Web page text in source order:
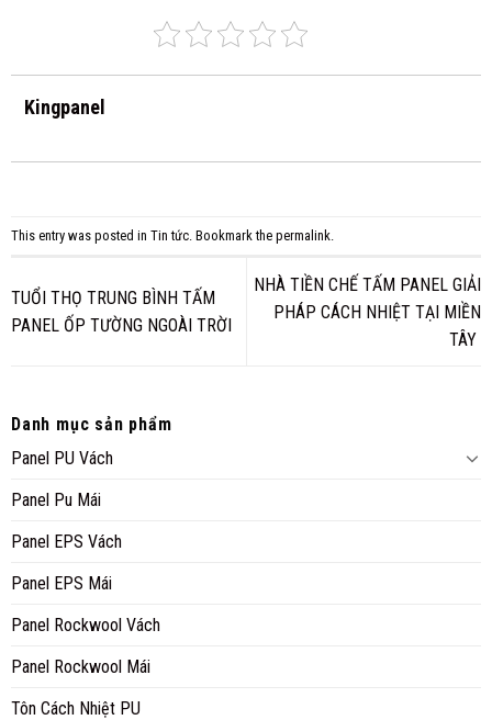
Kingpanel
This entry was posted in Tin tức . Bookmark the permalink
TUỔI THỌ TRUNG BÌNH TẤM
PANEL ỐP TƯỜNG NGOÀI TRỜI
NHÀ TIỀN CHẾ TẤM PANEL GIẢI
PHÁP CÁCH NHIỆT TẠI MIỀN
TÂY
Danh mục sản phẩm
Panel PU Vách
Panel Pu Mái
Panel EPS Vách
Panel EPS Mái
Panel Rockwool Vách
Panel Rockwool Mái
Tôn Cách Nhiệt PU